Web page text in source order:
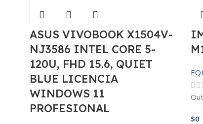
ASUS VIVOBOOK X1504V-
NJ3586 INTEL CORE 5-
120U, FHD 15.6, QUIET
BLUE LICENCIA
WINDOWS 11
PROFESIONAL
$0